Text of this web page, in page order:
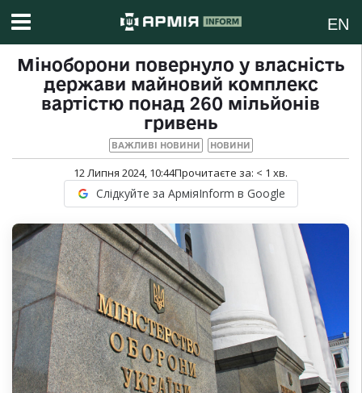
EN
Міноборони повернуло у власність
держави майновий комплекс
вартістю понад 260 мільйонів
гривень
ВАЖЛИВІ НОВИНИ НОВИНИ
12 Липня 2024, 10:44Прочитаєте за: < 1 хв.
Слідкуйте за АрміяInform в Google